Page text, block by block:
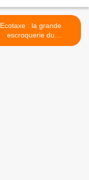
Ecotaxe : la grande
escroquerie du
gouvernement Hollande >